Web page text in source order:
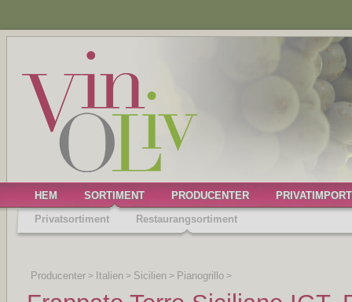
HEM SORTIMENT PRODUCENTER
PRIVATIMPORT
Privatsortiment
Restaurangsortiment
Producenter > Italien > Sicilien > Pianogrillo >